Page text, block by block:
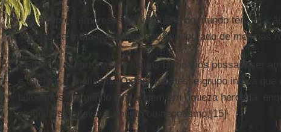
• As maiores empresas de vestuário do mundo têm
algodão na
Índiaque usam trabalho forçado de meninas
• Embora as fortunas de alguns bilionários possam ser
e talento, a análise daOxfam para esse grupo indica que
bilionários do mundo tem origem em riqueza herdada,
atribuídos ao favorecimento ou nepotismo.[15]